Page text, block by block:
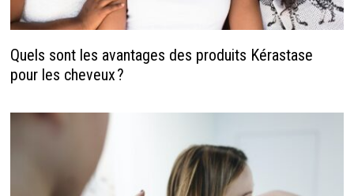
Quels sont les avantages des produits Kérastase
pour les cheveux ?